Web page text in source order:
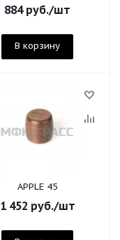
884руб./шт
В корзину
APPLE 45
1 452 руб./шт